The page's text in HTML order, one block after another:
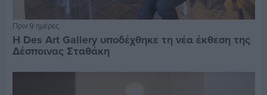
Πριν 9 ημέρες
Η Des Art Gallery υποδέχθηκε τη νέα έκθεση της
Δέσποινας Σταθάκη